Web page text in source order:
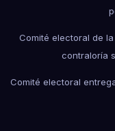
Comité electoral de
contraloría
Comité electoral